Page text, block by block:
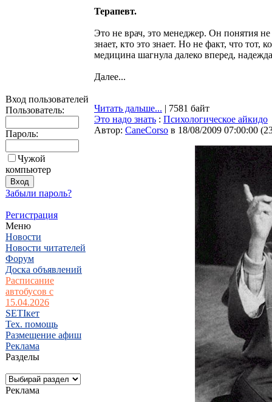
Вход пользователей
Пользователь:
Пароль:
Чужой
компьютер
Забыли пароль?
Регистрация
Меню
Новости
Новости читателей
Форум
Доска объявлений
Расписание
автобусов с
15.04.2026
SETIкет
Тех. помощь
Размещение афиш
Реклама
Разделы
Реклама
Терапевт.
Это не врач, это менеджер. Он понятия не
знает, кто это знает. Но не факт, что тот,
медицина шагнула далеко вперед,
Далее...
Читать дальше... | 7581 байт
Это надо знать : Психологическое айкидо
Автор: CaneCorso в 18/08/2009 07:00:00 (